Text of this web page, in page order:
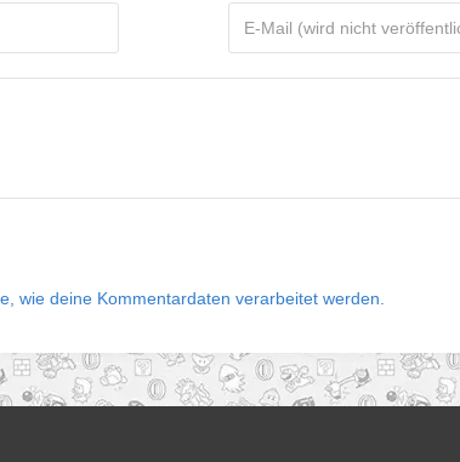
wie deine Kommentardaten verarbeitet werden.